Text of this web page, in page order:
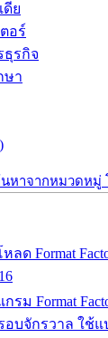
ดีย
อร์
ธุรกิจ
ษา
หาจากหมวดหมู่
หลด Format
รม Format
อบจักรวาล ใช้